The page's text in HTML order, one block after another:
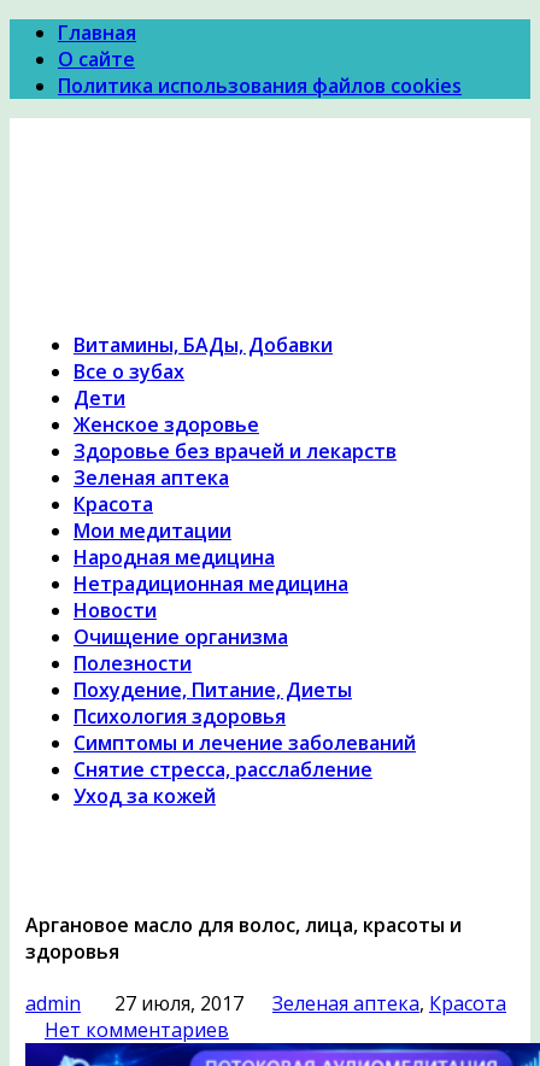
Главная
О сайте
Политика использования файлов cookies
Витамины, БАДы, Добавки
Все о зубах
Дети
Женское здоровье
Здоровье без врачей и лекарств
Зеленая аптека
Красота
Мои медитации
Народная медицина
Нетрадиционная медицина
Новости
Очищение организма
Полезности
Похудение, Питание, Диеты
Психология здоровья
Симптомы и лечение заболеваний
Снятие стресса, расслабление
Уход за кожей
Аргановое масло для волос, лица, красоты и
здоровья
admin
27 июля, 2017 Зеленая аптека, Красота
Нет комментариев